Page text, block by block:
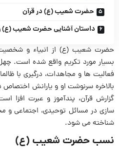
حضرت شعیب (ع) در قرآن
داستان آشنایی حضرت شعیب
حضرت شعیب (ع) از انبیاء و
بسیار مورد تکریم واقع شده است.
فعالیت ها و مجاهدات، درگیری‏ با
بالاخره سرنوشت او و یارانش اختصاص
گزارش قرآن، پندآموز و عبرت
سازی در مسائل توحیدی، اجتماعی و
شناخته می شود.
نسب حضرت شعیب (ع)